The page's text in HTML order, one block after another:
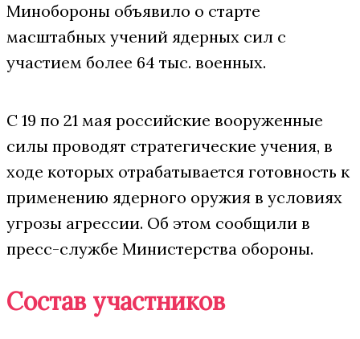
Минобороны объявило о старте
масштабных учений ядерных сил с
участием более 64 тыс. военных.
С 19 по 21 мая российские вооруженные
силы проводят стратегические учения, в
ходе которых отрабатывается готовность к
применению ядерного оружия в условиях
угрозы агрессии. Об этом сообщили в
пресс-службе Министерства обороны.
Состав участников